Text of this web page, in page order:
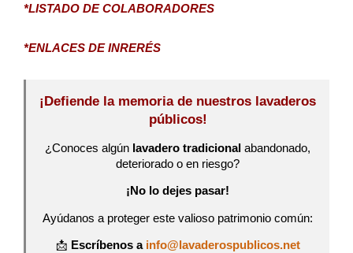
*LISTADO DE COLABORADORES
*ENLACES DE INRERÉS
¡Defiende la memoria de nuestros lavaderos
públicos!
¿Conoces algún lavadero tradicional abandonado,
deteriorado o en riesgo?
¡No lo dejes pasar!
Ayúdanos a proteger este valioso patrimonio común:
📩 Escríbenos a info@lavaderospublicos.net